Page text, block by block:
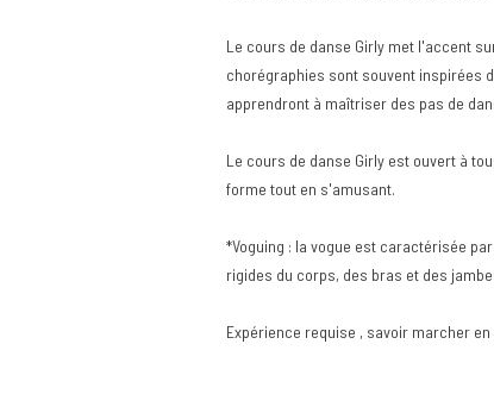
Le cours de danse Girly met l'accent
chorégraphies sont souvent inspirées
apprendront à maîtriser des pas de
Le cours de danse Girly est ouvert à
forme tout en s'amusant.
*Voguing : la vogue est caractérisée
rigides du corps, des bras et des
Expérience requise , savoir marcher